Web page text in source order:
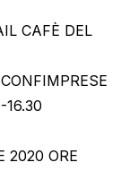
CAFÈ DEL
16.30
2020 ORE